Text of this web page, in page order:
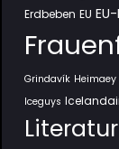
Erdbeben EU
Grindavík Heimaey
Iceguys
Literatur